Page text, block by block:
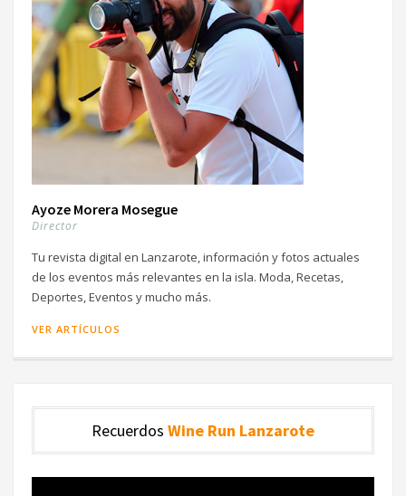
Ayoze Morera Mosegue
Director
Tu revista digital en Lanzarote, información y fotos actuales
de los eventos más relevantes en la isla. Moda, Recetas,
Deportes, Eventos y mucho más.
VER ARTÍCULOS
Recuerdos Wine Run Lanzarote